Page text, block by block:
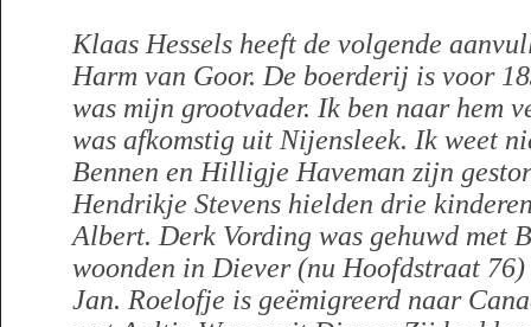
Klaas Hessels heeft de volgende
Harm van Goor. De boerderij is voor
was mijn grootvader. Ik ben naar hem
was afkomstig uit Nijensleek. Ik weet
Bennen en Hilligje Haveman zijn
Hendrikje Stevens hielden drie
Albert. Derk Vording was gehuwd met
woonden in Diever (nu Hoofdstraat
Jan. Roelofje is geëmigreerd naar